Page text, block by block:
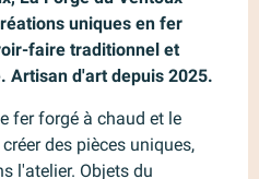
uniques en fer
faire traditionnel et
Artisan d'art depuis 2025.
fer forgé à chaud et le
des pièces uniques,
l'atelier. Objets du